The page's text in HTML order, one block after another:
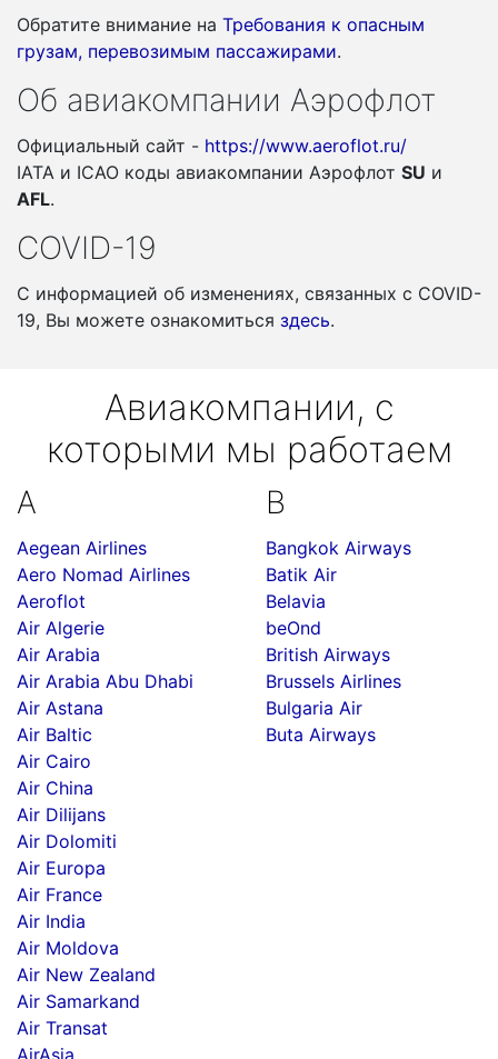
Обратите внимание на Требования к опасным
грузам, перевозимым пассажирами.
Об авиакомпании Аэрофлот
Официальный сайт - https://www.aeroflot.ru/
IATA и ICAO коды авиакомпании Аэрофлот SU и
AFL.
COVID-19
С информацией об изменениях, связанных c COVID-
19, Вы можете ознакомиться здесь.
Авиакомпании, с
которыми мы работаем
A
Aegean Airlines
Aero Nomad Airlines
Aeroflot
Air Algerie
Air Arabia
Air Arabia Abu Dhabi
Air Astana
Air Baltic
Air Cairo
Air China
Air Dilijans
Air Dolomiti
Air Europa
Air France
Air India
Air Moldova
Air New Zealand
Air Samarkand
Air Transat
AirAsia
B
Bangkok Airways
Batik Air
Belavia
beOnd
British Airways
Brussels Airlines
Bulgaria Air
Buta Airways